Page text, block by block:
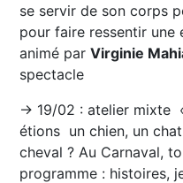
se servir de son corps
pour faire ressentir une
animé parVirginie
spectacle
→ 19/02 : atelier mixte
étions un chien, un
cheval ? Au Carnaval,
programme : histoires,